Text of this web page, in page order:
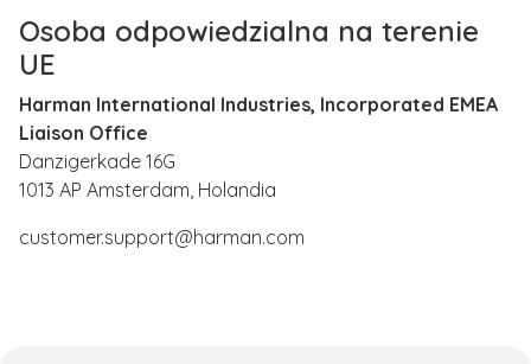
Osoba odpowiedzialna na terenie
UE
Harman International Industries, Incorporated EMEA
Liaison Office
Danzigerkade 16G
1013 AP Amsterdam, Holandia
customer.support@harman.com